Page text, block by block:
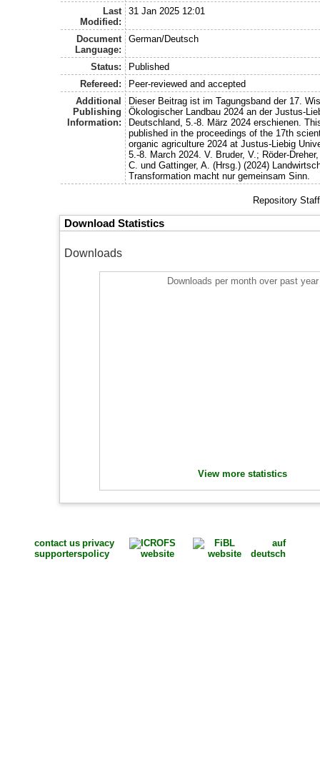
Last
Modified:
31 Jan 2025 12:01
Document
Language:
German/Deutsch
Status:
Published
Refereed:
Peer-reviewed and accepted
Additional
Publishing
Information:
Dieser Beitrag ist im Tagungsband der 17.
Ökologischer Landbau 2024 an der Justus-
Deutschland, 5.-8. März 2024 erschienen.
published in the proceedings of the 17th
organic agriculture 2024 at Justus-Liebig
5.-8. March 2024. V. Bruder, V.; Röder-
C. und Gattinger, A. (Hrsg.) (2024)
Transformation macht nur gemeinsam Sinn.
Repository
Download Statistics
Downloads
Downloads per month over past year
View more statistics
contact us
supporters
privacy
policy
auf
deutsch